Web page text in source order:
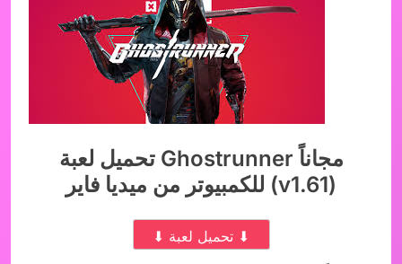
تحميل لعبة Ghostrunner مجاناً
للكمبيوتر من ميديا فاير (v1.61)
⬇ تحميل لعبة ⬇